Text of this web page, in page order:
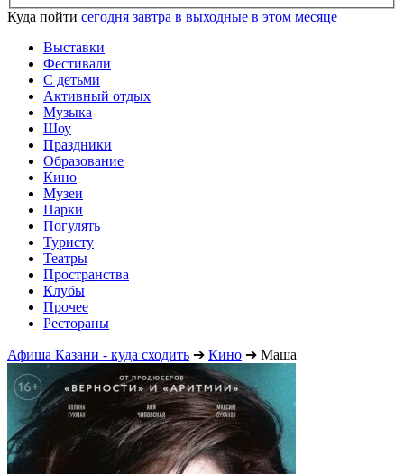
Куда пойти сегодня завтра в выходные в этом месяце
Выставки
Фестивали
С детьми
Активный отдых
Музыка
Шоу
Праздники
Образование
Кино
Музеи
Парки
Погулять
Туристу
Театры
Пространства
Клубы
Прочее
Рестораны
Афиша Казани - куда сходить ➔ Кино ➔ Маша